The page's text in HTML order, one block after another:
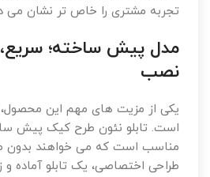
تجربه مشتری را خاص تر نشان می
مدل پیش ساخته؛ سریع،
نصب
یکی از مزیت های مهم این
است. تابلو نئون طرح کیک پیش
مناسب است که می خواهند بدون
طراحی اختصاصی، یک تابلو آماده و